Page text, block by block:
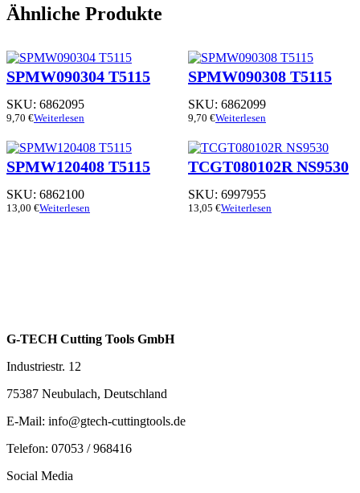
Ähnliche Produkte
SPMW090304 T5115
SKU: 6862095
9,70 €Weiterlesen
SPMW090308 T5115
SKU: 6862099
9,70 €Weiterlesen
SPMW120408 T5115
SKU: 6862100
13,00 €Weiterlesen
TCGT080102R NS9530
SKU: 6997955
13,05 €Weiterlesen
G-TECH Cutting Tools GmbH
Industriestr. 12
75387 Neubulach, Deutschland
E-Mail: info@gtech-cuttingtools.de
Telefon: 07053 / 968416
Social Media